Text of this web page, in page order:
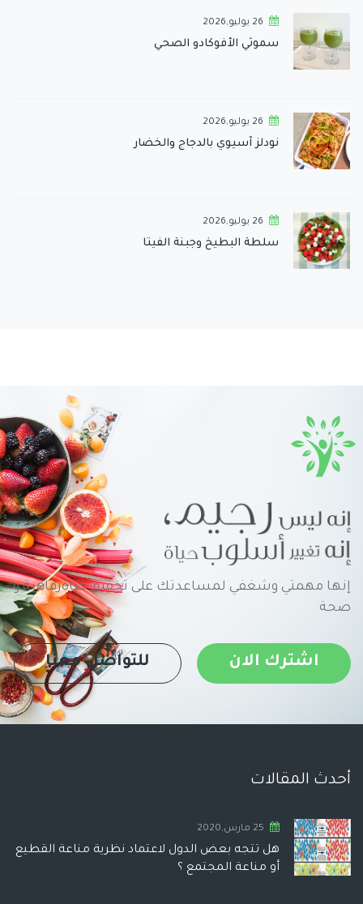
26 يوليو,2026
سموثي الأفوكادو الصحي
26 يوليو,2026
نودلز آسيوي بالدجاج والخضار
26 يوليو,2026
سلطة البطيخ وجبنة الفيتا
إنها مهمتي وشغفي لمساعدتك على تحقيق حياةرفاهية و
صحة
اشترك الان للتواصل معنا
أحدث المقالات
25 مارس,2020
هل تتجه بعض الدول لاعتماد نظرية مناعة القطيع
أو مناعة المجتمع ؟